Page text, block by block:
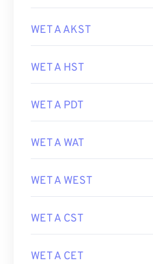
WET A AKST
WET A HST
WET A PDT
WET A WAT
WET A WEST
WET A CST
WET A CET